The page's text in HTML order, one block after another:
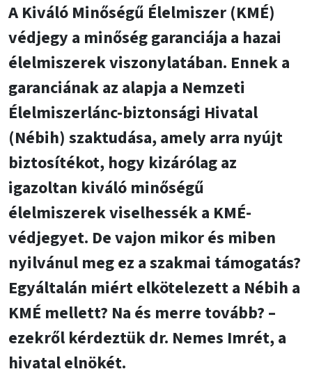
A Kiváló Minőségű Élelmiszer (KMÉ)
védjegy a minőség garanciája a hazai
élelmiszerek viszonylatában. Ennek a
garanciának az alapja a Nemzeti
Élelmiszerlánc-biztonsági Hivatal
(Nébih) szaktudása, amely arra nyújt
biztosítékot, hogy kizárólag az
igazoltan kiváló minőségű
élelmiszerek viselhessék a KMÉ-
védjegyet. De vajon mikor és miben
nyilvánul meg ez a szakmai támogatás?
Egyáltalán miért elkötelezett a Nébih a
KMÉ mellett? Na és merre tovább? –
ezekről kérdeztük dr. Nemes Imrét, a
hivatal elnökét.